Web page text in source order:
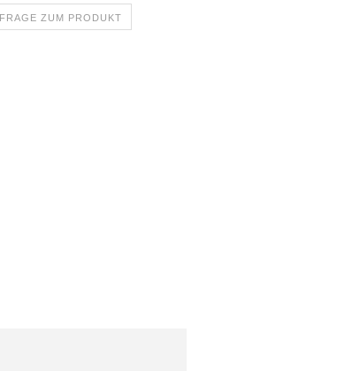
FRAGE ZUM PRODUKT